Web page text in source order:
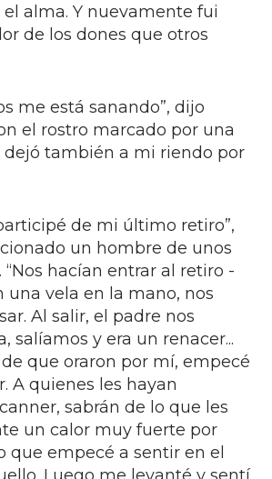
alma. Y nuevamente fui
de los dones que otros
me está sanando”, dijo
el rostro marcado por una
dejó también a mi riendo por
de mi último retiro”,
un hombre de unos
hacían entrar al retiro -
una vela en la mano, nos
Al salir, el padre nos
salíamos y era un renacer...
que oraron por mí, empecé
A quienes les hayan
sabrán de lo que les
un calor muy fuerte por
que empecé a sentir en el